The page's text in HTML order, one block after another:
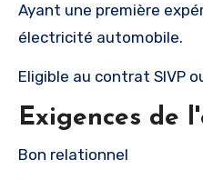
Ayant une première expérience en mécanique,/
électricité automobile.
Eligible au contrat SIVP
Exigences de
Bon relationnel